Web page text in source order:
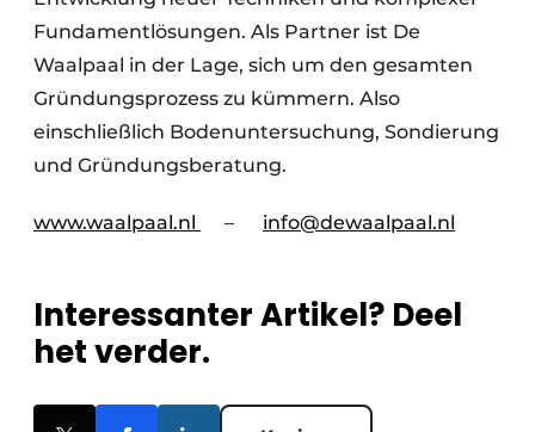
Fundamentlösungen. Als Partner ist De
Waalpaal in der Lage, sich um den gesamten
Gründungsprozess zu kümmern. Also
einschließlich Bodenuntersuchung, Sondierung
und Gründungsberatung.
www.waalpaal.nl – info@dewaalpaal.nl
Interessanter Artikel? Deel
het verder.